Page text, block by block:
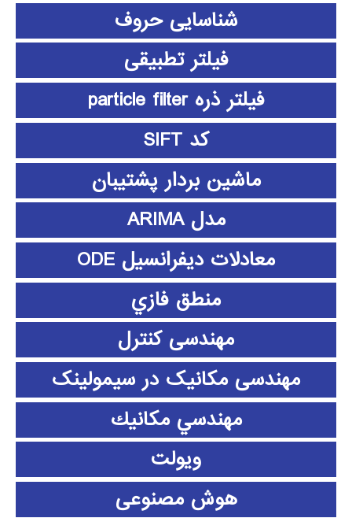
شناسایی حروف
فیلتر تطبیقی
فیلتر ذره particle filter
کد SIFT
ماشین بردار پشتیبان
مدل ARIMA
معادلات دیفرانسیل ODE
منطق فازي
مهندسی کنترل
مهندسی مکانیک در سیمولینک
مهندسي مكانيك
ویولت
هوش مصنوعی